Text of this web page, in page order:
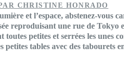
CHRISTINE HONRADO
et l’espace, abstenez-vous
reproduisant une rue de Tokyo
petites et serrées les unes
petites tables avec des